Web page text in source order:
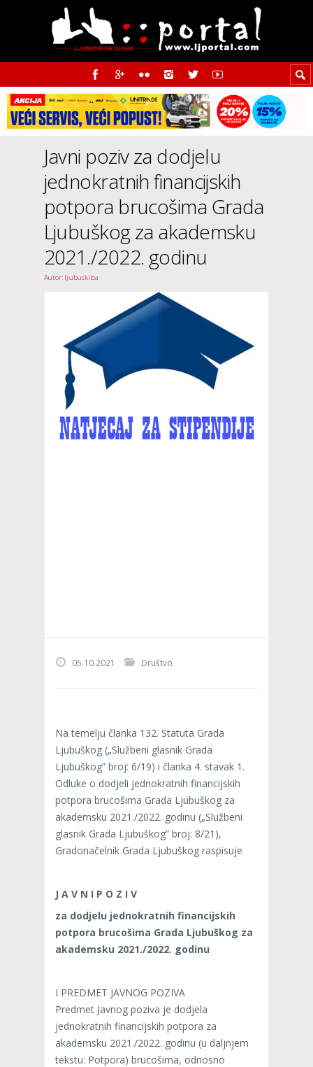
Javni poziv za dodjelu
jednokratnih financijskih
potpora brucošima Grada
Ljubuškog za akademsku
2021./2022. godinu
Autor: ljubuski.ba
05.10.2021 Društvo
Na temelju članka 132. Statuta Grada
Ljubuškog („Službeni glasnik Grada
Ljubuškog” broj: 6/19) i članka 4. stavak 1.
Odluke o dodjeli jednokratnih financijskih
potpora brucošima Grada Ljubuškog za
akademsku 2021./2022. godinu („Službeni
glasnik Grada Ljubuškog” broj: 8/21),
Gradonačelnik Grada Ljubuškog raspisuje
J A V N I P O Z I V
za dodjelu jednokratnih financijskih
potpora brucošima Grada Ljubuškog za
akademsku 2021./2022. godinu
I PREDMET JAVNOG POZIVA
Predmet Javnog poziva je dodjela
jednokratnih financijskih potpora za
akademsku 2021./2022. godinu (u daljnjem
tekstu: Potpora) brucošima, odnosno